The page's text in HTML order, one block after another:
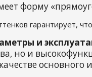
форму
гарантирует,
и
но и